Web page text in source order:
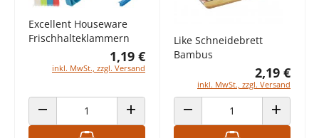
Excellent Houseware
Frischhalteklammern
1,19 €
inkl. MwSt., zzgl. Versand
ANZAHL VERRINGERN ANZAHL ERHÖHEN
Like Schneidebrett
Bambus
2,19 €
inkl. MwSt., zzgl. Versand
ANZAHL VERRINGERN ANZAHL